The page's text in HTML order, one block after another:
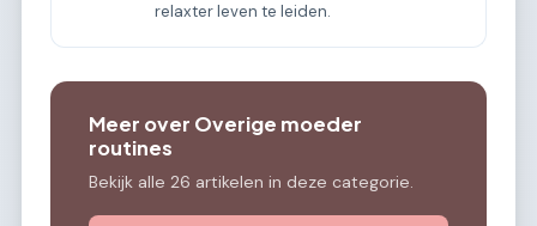
relaxter leven te leiden.
Meer over Overige moeder
routines
Bekijk alle 26 artikelen in deze categorie.